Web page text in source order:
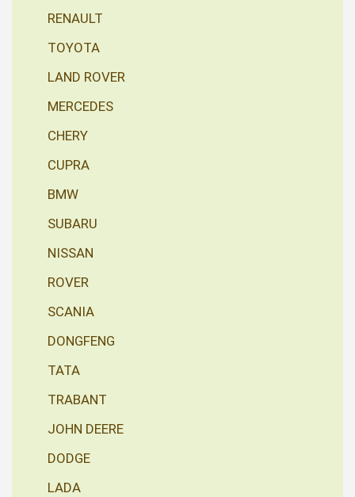
RENAULT
TOYOTA
LAND ROVER
MERCEDES
CHERY
CUPRA
BMW
SUBARU
NISSAN
ROVER
SCANIA
DONGFENG
TATA
TRABANT
JOHN DEERE
DODGE
LADA